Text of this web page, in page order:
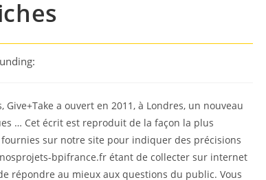
a ouvert en 2011, à Londres, un nouveau
… Cet écrit est reproduit de la façon la plus
sur notre site pour indiquer des précisions
bpifrance.fr étant de collecter sur internet
répondre au mieux aux questions du public. Vous